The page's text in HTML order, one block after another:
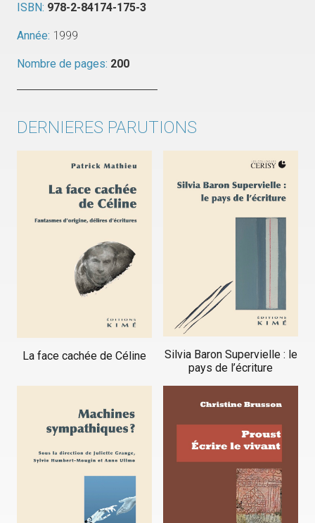
ISBN: 978-2-84174-175-3
Année: 1999
Nombre de pages: 200
DERNIERES PARUTIONS
La face cachée de Céline
Silvia Baron Supervielle : le
pays de l’écriture